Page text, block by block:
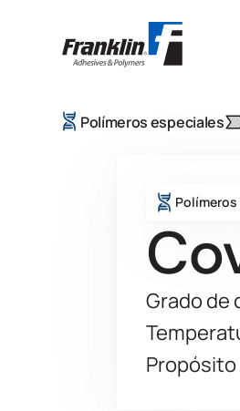
Polímeros especiales
Grado de